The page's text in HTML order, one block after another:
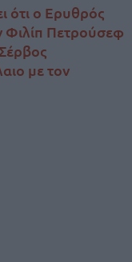
ότι ο Ερυθρός
Φιλίπ Πετρούσεφ
με τον